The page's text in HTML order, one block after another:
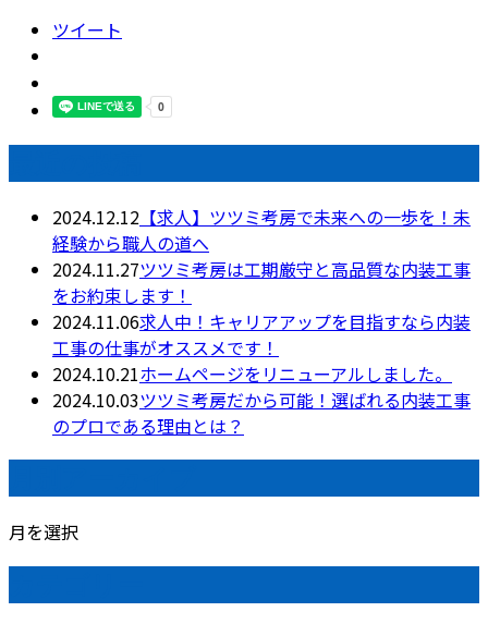
ツイート
2024.12.12 【求人】ツツミ考房で未来への一歩を！未
経験から職人の道へ
2024.11.27ツツミ考房は工期厳守と高品質な内装工事
をお約束します！
2024.11.06求人中！キャリアアップを目指すなら内装
工事の仕事がオススメです！
2024.10.21ホームページをリニューアルしました。
2024.10.03ツツミ考房だから可能！選ばれる内装工事
のプロである理由とは？
月を選択